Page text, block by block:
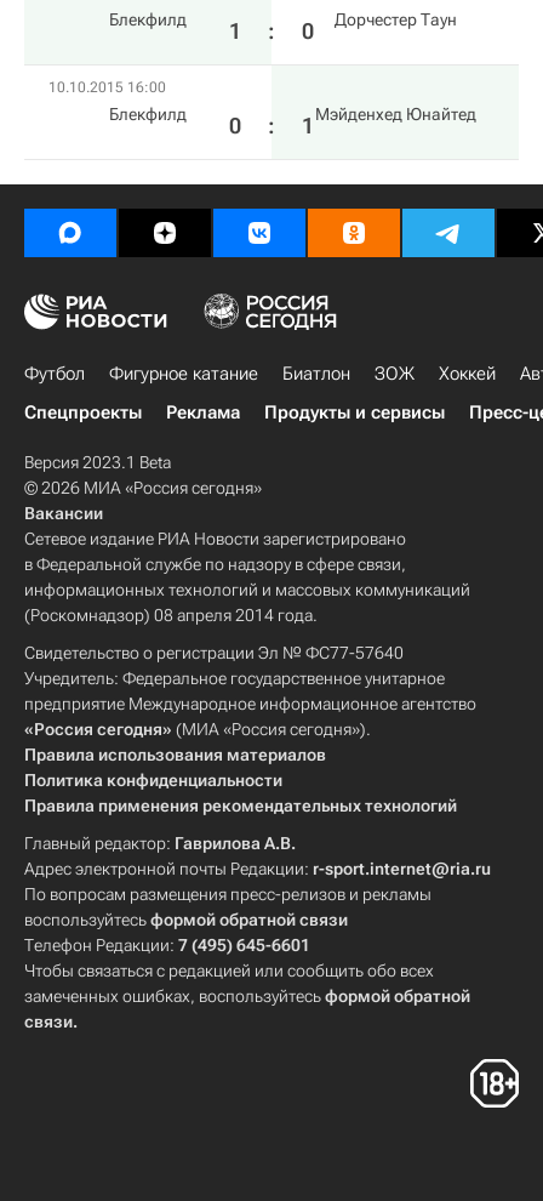
Блекфилд 1 : 0 Дорчестер Таун
10.10.2015 16:00
Блекфилд 0 : 1 Мэйденхед Юнайтед
Футбол Фигурное катание Биатлон ЗОЖ Хоккей
Спецпроекты
Реклама Продукты и сервисы Пресс-
Версия 2023.1 Beta
© 2026 МИА «Россия сегодня»
Вакансии
Сетевое издание РИА Новости зарегистрировано
в Федеральной службе по надзору в сфере связи,
информационных технологий и массовых коммуникаций
(Роскомнадзор) 08 апреля 2014 года.
Свидетельство о регистрации Эл № ФС77-57640
Учредитель: Федеральное государственное унитарное
предприятие Международное информационное агентство
«Россия сегодня» (МИА «Россия сегодня»).
Правила использования материалов
Политика конфиденциальности
Правила применения рекомендательных технологий
Главный редактор: Гаврилова А.В.
Адрес электронной почты Редакции: r-sport.internet@ria.ru
По вопросам размещения пресс-релизов и рекламы
воспользуйтесьформой обратной связи
Телефон Редакции: 7 (495) 645-6601
Чтобы связаться с редакцией или сообщить обо всех
замеченных ошибках, воспользуйтесьформой обратной
связи.